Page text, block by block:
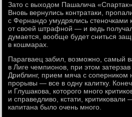
Зато с выходом Пашалича
Вновь вернулись контратаки,
с Фернандо умудрялись стеночками
от своей штрафной — и ведь
думается, вообще будет сниться
в кошмарах.
Парагваец забил, возможно, самый
в Лиге чемпионов, при этом
Дриблинг, прием мяча с соперником
прорывы — все в одну калитку.
и Глушакова, которого много
и справедливо, кстати, критиковали
капитана было очень много.